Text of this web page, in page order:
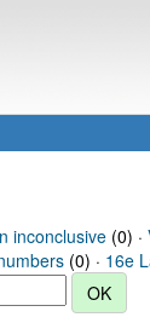
inconclusive(0) ·
(0) · 16e